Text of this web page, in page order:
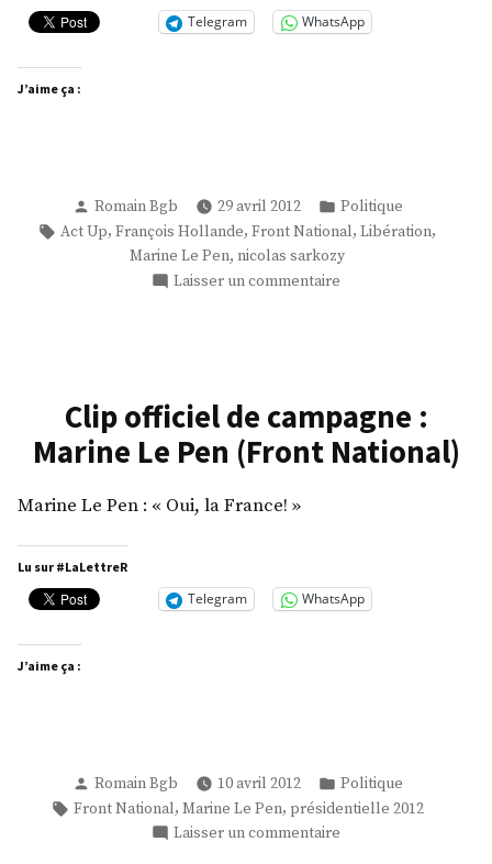
Telegram WhatsApp
J’aime ça :
Publié
par
Romain Bgb 29 avril 2012
Publié
dans
Politique
Étiquettes :
Act Up, François Hollande, Front National, Libération,
Marine Le Pen, nicolas sarkozy
Laisser un commentaire
Clip officiel de campagne :
Marine Le Pen (Front National)
Marine Le Pen : « Oui, la France! »
Lu sur #LaLettreR
Telegram WhatsApp
J’aime ça :
Publié
par
Romain Bgb 10 avril 2012
Publié
dans
Politique
Étiquettes :
Front National, Marine Le Pen, présidentielle 2012
Laisser un commentaire